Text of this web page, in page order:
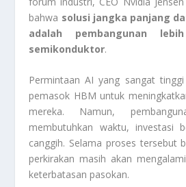
bahwa solusi jangka panjang
adalah pembangunan
semikonduktor.
Permintaan AI yang sangat
pemasok HBM untuk
mereka. Namun,
membutuhkan waktu, investasi
canggih. Selama proses tersebut
perkirakan masih akan
keterbatasan pasokan.